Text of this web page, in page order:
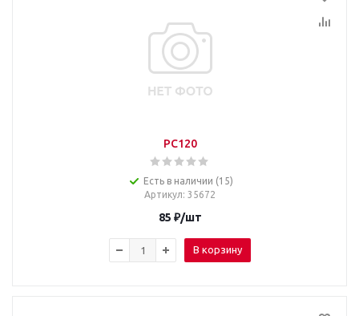
PC120
Есть в наличии (15)
Артикул: 35672
85 ₽/шт
В корзину